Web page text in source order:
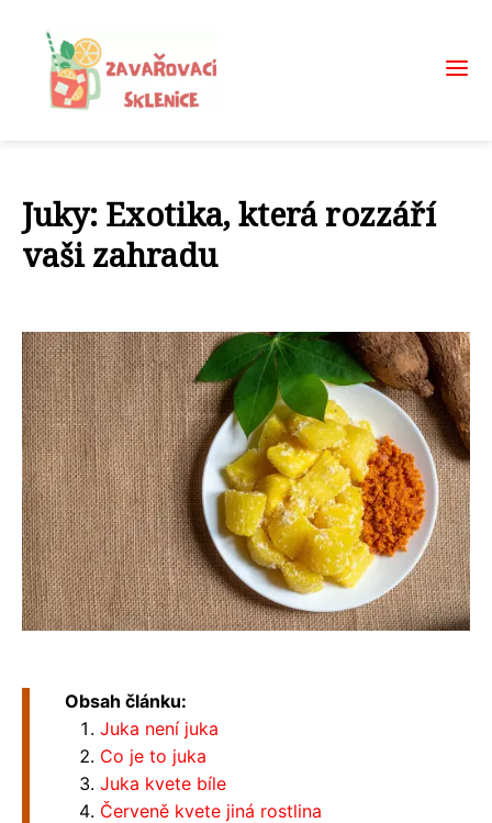
Juky: Exotika, která rozzáří
vaši zahradu
Obsah článku:
Juka není juka
Co je to juka
Juka kvete bíle
Červeně kvete jiná rostlina